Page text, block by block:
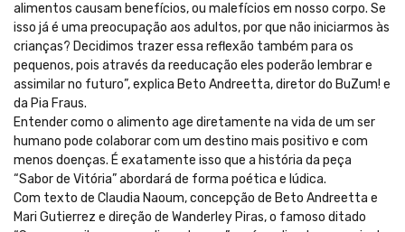
alimentos causam benefícios, ou malefícios em nosso corpo. Se
isso já é uma preocupação aos adultos, por que não iniciarmos às
crianças? Decidimos trazer essa reflexão também para os
pequenos, pois através da reeducação eles poderão lembrar e
assimilar no futuro”, explica Beto Andreetta, diretor do BuZum! e
da Pia Fraus.
Entender como o alimento age diretamente na vida de um ser
humano pode colaborar com um destino mais positivo e com
menos doenças. É exatamente isso que a história da peça
“Sabor de Vitória” abordará de forma poética e lúdica.
Com texto de Claudia Naoum, concepção de Beto Andreetta e
Mari Gutierrez e direção de Wanderley Piras, o famoso ditado